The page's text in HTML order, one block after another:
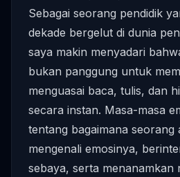
Sebagai seorang pendidik
dekade bergelut di dunia
saya makin menyadari
bukan panggung untuk
menguasai baca, tulis, dan
secara instan. Masa-masa
tentang bagaimana seorang
mengenali emosinya,
sebaya, serta menanamkan